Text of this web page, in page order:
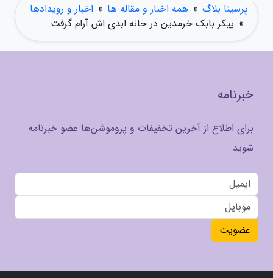
پرسینا بلاگ » همه اخبار و مقاله ها » اخبار و رویدادها
» پیکر بابک خرمدین در خانه ابدی اش آرام گرفت
خبرنامه
برای اطلاع از آخرین تخفیفات و پروموشن‌ها عضو خبرنامه
شوید
عضویت